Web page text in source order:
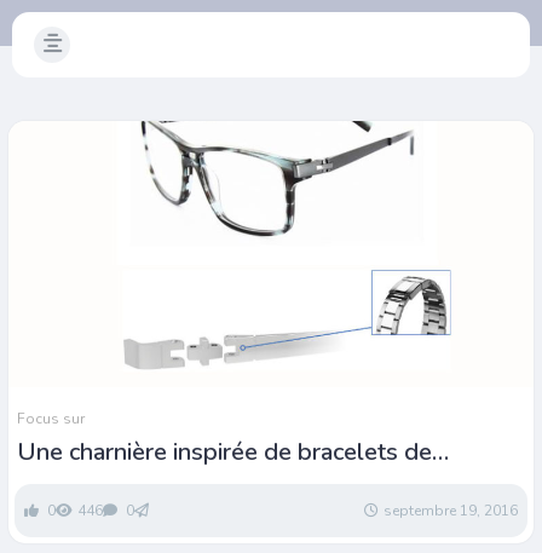
Focus sur
Une charnière inspirée de bracelets de
0 446 0 septembre 19, 2016